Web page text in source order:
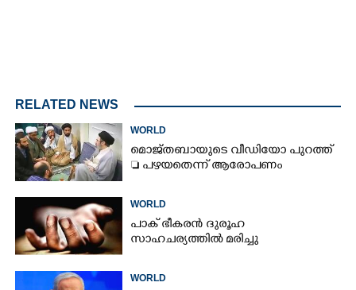
RELATED NEWS
WORLD
മൊജ്തബായുടെ വീഡിയോ പുറത്ത്
 പഴയതെന്ന് ആരോപണം
WORLD
പാക് ഭീകരൻ ദുരൂഹ
സാഹചര്യത്തിൽ മരിച്ചു
WORLD